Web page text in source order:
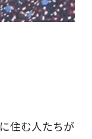
住む人たちが